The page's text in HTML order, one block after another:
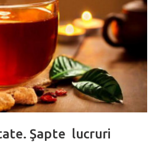
Şapte lucruri